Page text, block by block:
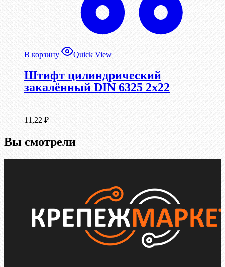
В корзину Quick View
Штифт цилиндрический
закалённый DIN 6325 2х22
11,22 ₽
Вы смотрели